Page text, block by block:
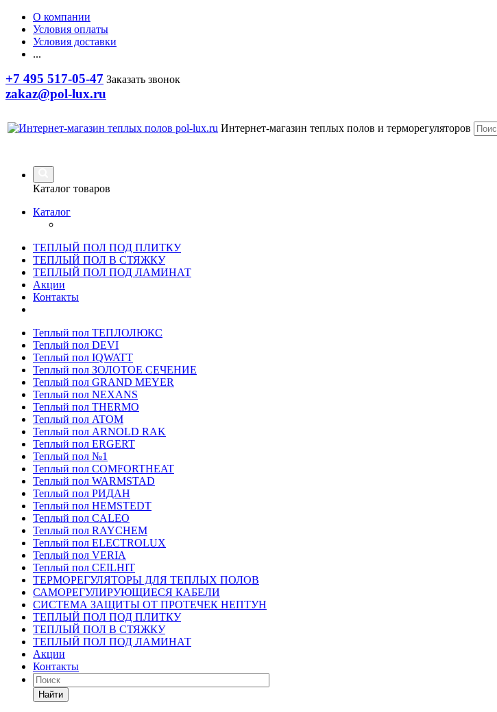
О компании
Условия оплаты
Условия доставки
...
+7 495 517-05-47 Заказать звонок
zakaz@pol-lux.ru
Интернет-магазин теплых полов и терморегуляторов
Каталог товаров
Каталог
ТЕПЛЫЙ ПОЛ ПОД ПЛИТКУ
ТЕПЛЫЙ ПОЛ В СТЯЖКУ
ТЕПЛЫЙ ПОЛ ПОД ЛАМИНАТ
Акции
Контакты
Теплый пол ТЕПЛОЛЮКС
Теплый пол DEVI
Теплый пол IQWATT
Теплый пол ЗОЛОТОЕ СЕЧЕНИЕ
Теплый пол GRAND MEYER
Теплый пол NEXANS
Теплый пол THERMO
Теплый пол ATOM
Теплый пол ARNOLD RAK
Теплый пол ERGERT
Теплый пол №1
Теплый пол COMFORTHEAT
Теплый пол WARMSTAD
Теплый пол РИДАН
Теплый пол HEMSTEDT
Теплый пол CALEO
Теплый пол RAYCHEM
Теплый пол ELECTROLUX
Теплый пол VERIA
Теплый пол CEILHIT
ТЕРМОРЕГУЛЯТОРЫ ДЛЯ ТЕПЛЫХ ПОЛОВ
САМОРЕГУЛИРУЮЩИЕСЯ КАБЕЛИ
СИСТЕМА ЗАЩИТЫ ОТ ПРОТЕЧЕК НЕПТУН
ТЕПЛЫЙ ПОЛ ПОД ПЛИТКУ
ТЕПЛЫЙ ПОЛ В СТЯЖКУ
ТЕПЛЫЙ ПОЛ ПОД ЛАМИНАТ
Акции
Контакты
Найти